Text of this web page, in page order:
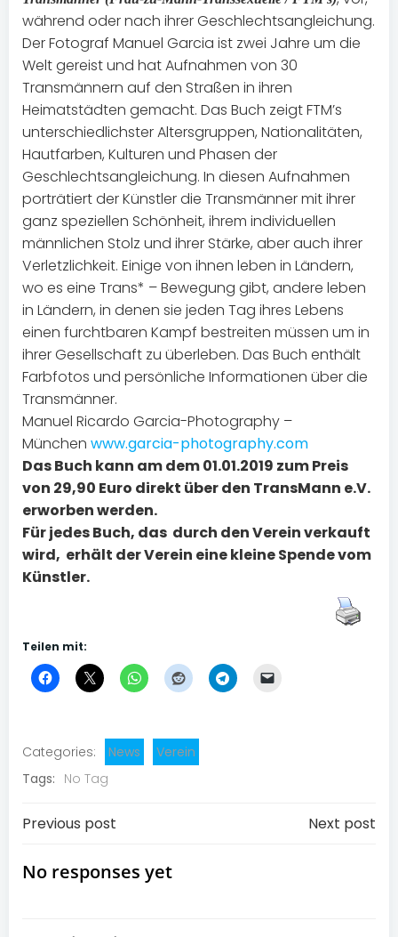
während oder nach ihrer Geschlechtsangleichung.
Der Fotograf Manuel Garcia ist zwei Jahre um die
Welt gereist und hat Aufnahmen von 30
Transmännern auf den Straßen in ihren
Heimatstädten gemacht. Das Buch zeigt FTM’s
unterschiedlichster Altersgruppen, Nationalitäten,
Hautfarben, Kulturen und Phasen der
Geschlechtsangleichung. In diesen Aufnahmen
porträtiert der Künstler die Transmänner mit ihrer
ganz speziellen Schönheit, ihrem individuellen
männlichen Stolz und ihrer Stärke, aber auch ihrer
Verletzlichkeit. Einige von ihnen leben in Ländern,
wo es eine Trans* – Bewegung gibt, andere leben
in Ländern, in denen sie jeden Tag ihres Lebens
einen furchtbaren Kampf bestreiten müssen um in
ihrer Gesellschaft zu überleben. Das Buch enthält
Farbfotos und persönliche Informationen über die
Transmänner.
Manuel Ricardo Garcia-Photography –
München www.garcia-photography.com
Das Buch kann am dem 01.01.2019 zum Preis
von 29,90 Euro direkt über den TransMann e.V.
erworben werden.
Für jedes Buch, das durch den Verein verkauft
wird, erhält der Verein eine kleine Spende vom
Künstler.
Teilen mit:
Categories: News
Verein
Tags: No Tag
Post
navigation
Previous post Next post
No responses yet